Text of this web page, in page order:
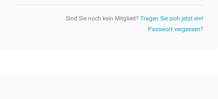
Sind Sie noch kein Mitglied? Tragen Sie sich jetzt ein!
Passwort vergessen?